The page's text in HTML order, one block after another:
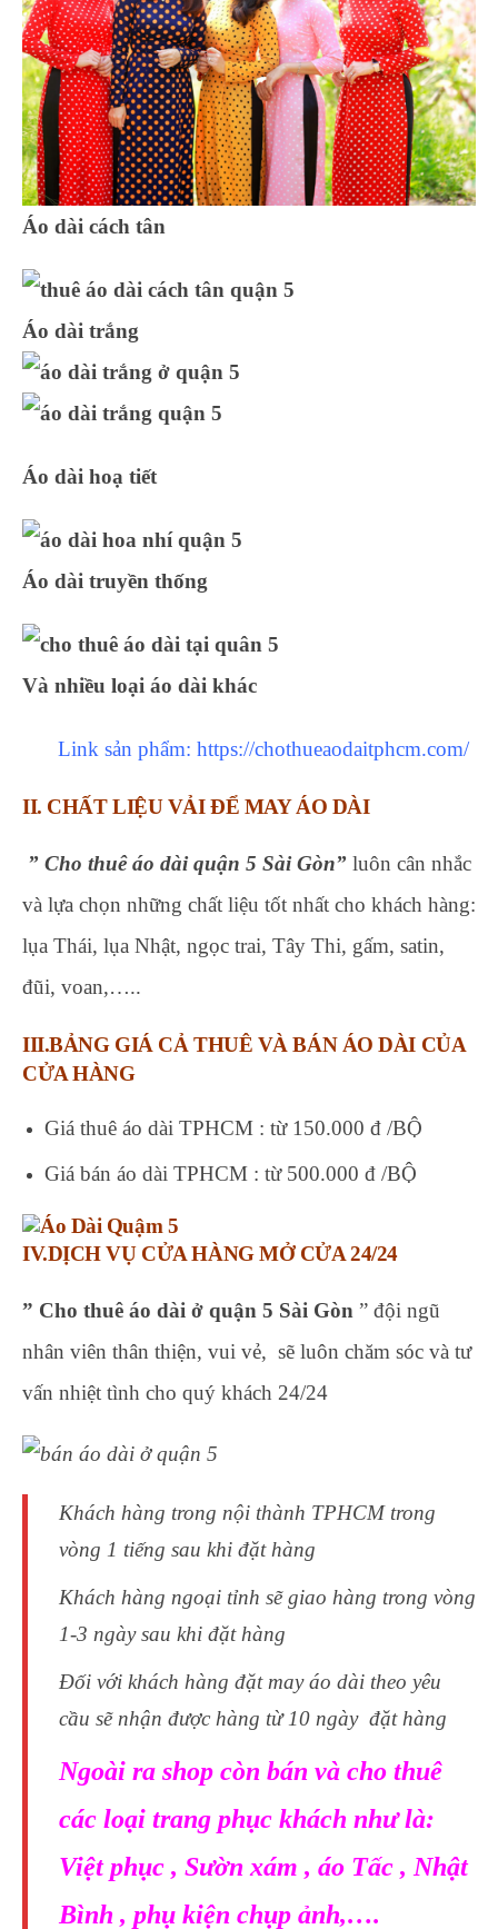
Áo dài cách tân
Áo dài trắng
Áo dài hoạ tiết
Áo dài truyền thống
Và nhiều loại áo dài khác
Link sản phẩm: https://chothueaodaitphcm.com/
II. CHẤT LIỆU VẢI ĐỂ MAY ÁO DÀI
” Cho thuê áo dài quận 5 Sài Gòn” luôn cân nhắc
và lựa chọn những chất liệu tốt nhất cho khách hàng:
lụa Thái, lụa Nhật, ngọc trai, Tây Thi, gấm, satin,
đũi, voan,…..
III.BẢNG GIÁ CẢ THUÊ VÀ BÁN ÁO DÀI CỦA
CỬA HÀNG
Giá thuê áo dài TPHCM : từ 150.000 đ /BỘ
Giá bán áo dài TPHCM : từ 500.000 đ /BỘ
IV.DỊCH VỤ CỬA HÀNG MỞ CỬA 24/24
” Cho thuê áo dài ở quận 5 Sài Gòn ” đội ngũ
nhân viên thân thiện, vui vẻ, sẽ luôn chăm sóc và tư
vấn nhiệt tình cho quý khách 24/24
Khách hàng trong nội thành TPHCM trong
vòng 1 tiếng sau khi đặt hàng
Khách hàng ngoại tỉnh sẽ giao hàng trong vòng
1-3 ngày sau khi đặt hàng
Đối với khách hàng đặt may áo dài theo yêu
cầu sẽ nhận được hàng từ 10 ngày đặt hàng
Ngoài ra shop còn bán và cho thuê
các loại trang phục khách như là:
Việt phục , Sườn xám , áo Tấc , Nhật
Bình , phụ kiện chụp ảnh,….